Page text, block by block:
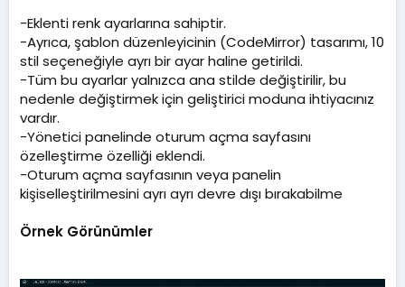
r
i
h
i
-Eklenti renk ayarlarına sahiptir.
-Ayrıca, şablon düzenleyicinin (CodeMirror) tasarımı, 10
stil seçeneğiyle ayrı bir ayar haline getirildi.
-Tüm bu ayarlar yalnızca ana stilde değiştirilir, bu
nedenle değiştirmek için geliştirici moduna ihtiyacınız
vardır.
-Yönetici panelinde oturum açma sayfasını
özelleştirme özelliği eklendi.
-Oturum açma sayfasının veya panelin
kişiselleştirilmesini ayrı ayrı devre dışı bırakabilme
Örnek Görünümler